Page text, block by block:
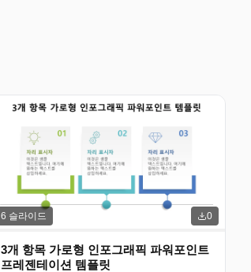
6 슬라이드 0
3개 항목 가로형 인포그래픽 파워포인트
프레젠테이션 템플릿